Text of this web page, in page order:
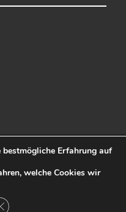
Rechte vorbehalten
demCustomizr-Theme
Erfahrung auf
welche Cookies wir
GDPR Cookie-Banner schließen